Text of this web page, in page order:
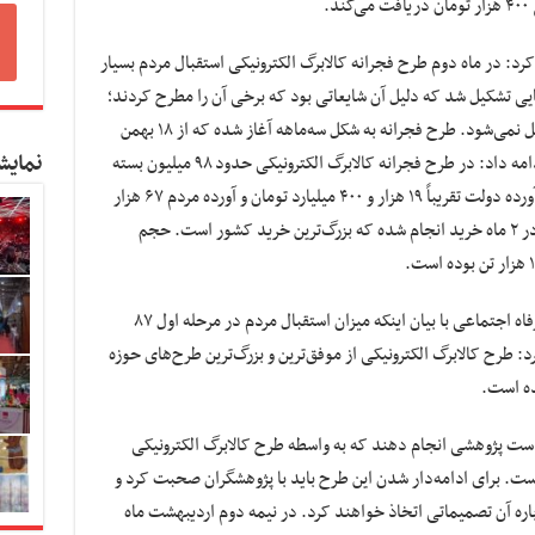
در ماه دوم طرح فجرانه کالابرگ الکترونیکی استقبال مردم بسیار
شد که دلیل آن شایعاتی بود که برخی آن را مطرح کردند؛
اما اکنون برای خرید از این طرح هیچ صفی تشکیل نمی‌شود. طرح فجرانه به شکل سه‌ماهه آغاز شده که از ۱۸ بهمن
آغاز شده و ۱۸ اردیبهشت به پایان می‌رسد. وی ادامه داد: در طرح فجرانه کالابرگ الکترونیکی حدود ۹۸ میلیون بسته
توزیع شده، بدون اینکه صفی ایجاد شود. میزان آورده دولت تقریباً ۱۹ هزار و ۴۰۰ میلیارد تومان و آورده مردم ۶۷ هزار
میلیارد تومان است که حدود ۲ میلیارد دلار کالا در ۲ ماه خرید انجام شده که بزرگ‌ترین خرید کشور است. حجم
معاون رفاه و امور اقتصادی وزارت تعاون، کار و رفاه اجتماعی با بیان اینکه میزان استقبال مردم در مرحله اول ۸۷
بود، تاکید کرد: طرح کالابرگ الکترونیکی از موفق‌ترین و بزرگ‌ترین طرح‌های حوزه
است.
پژوهشی انجام دهند که به واسطه طرح کالابرگ الکترونیکی
برای ادامه‌دار شدن این طرح باید با پژوهشگران صحبت کرد و
آن تصمیماتی اتخاذ خواهند کرد. در نیمه دوم اردیبهشت ماه